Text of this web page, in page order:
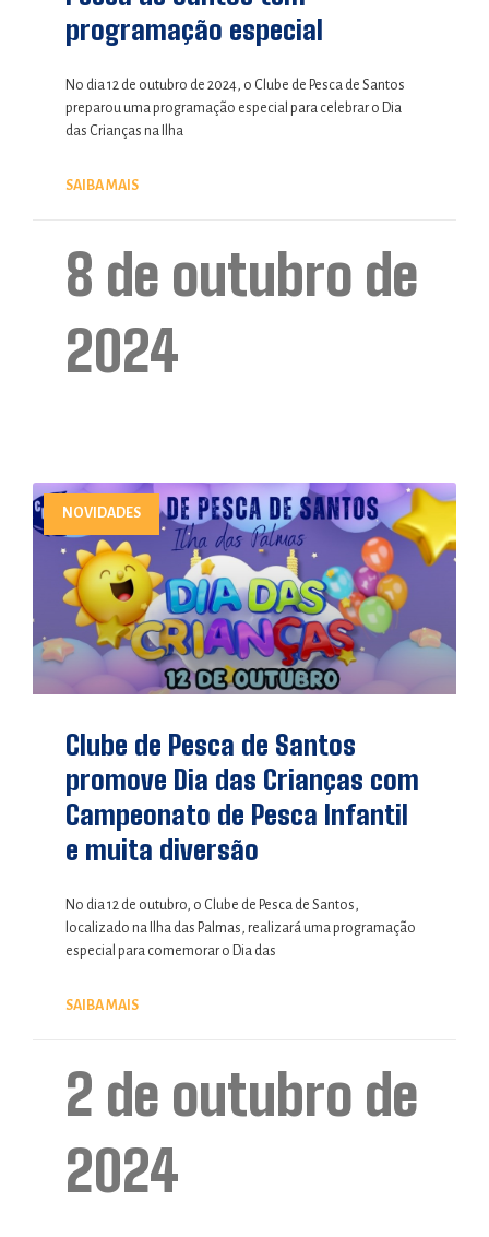
programação especial
No dia 12 de outubro de 2024, o Clube de Pesca de Santos
preparou uma programação especial para celebrar o Dia
das Crianças na Ilha
SAIBA MAIS
8 de outubro de
2024
NOVIDADES
Clube de Pesca de Santos
promove Dia das Crianças com
Campeonato de Pesca Infantil
e muita diversão
No dia 12 de outubro, o Clube de Pesca de Santos,
localizado na Ilha das Palmas, realizará uma programação
especial para comemorar o Dia das
SAIBA MAIS
2 de outubro de
2024